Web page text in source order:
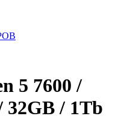
5 7600 /
32GB / 1Tb